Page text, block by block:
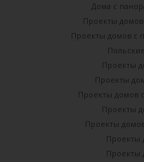
Дома с
Проекты
Проекты домов с
Проекты
Проекты
Проекты домов
Проекты
Проекты
Проекты
Проекты